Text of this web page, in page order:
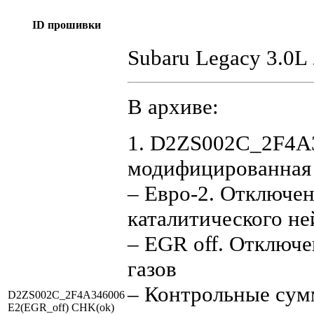
ID прошивки
D2ZS002C_2F4A346006
E2(EGR_off) CHK(ok)
Subaru Legacy
В архиве:
1.
– Евро-2.
каталитического
– EGR off.
газов
– Контрольные